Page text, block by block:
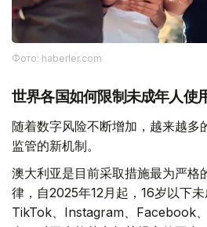
Фото: haberler.com
世界各国如何限制未成年人使
随着数字风险不断增加，越来越多
监管的新机制。
澳大利亚是目前采取措施最为严格
律，自2025年12月起，16岁以下
TikTok、Instagram、Facebook